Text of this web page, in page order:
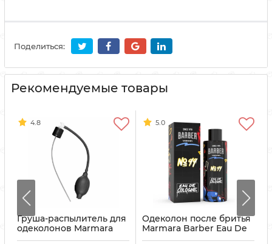
Поделиться:
Рекомендуемые товары
4.8
Груша-распылитель для
одеколонов Marmara
500 мл черная
5.0
Одеколон после бритья
Marmara Barber Eau De
Cologne №99 500 мл